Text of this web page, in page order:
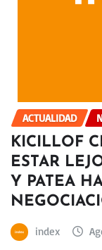
ACTUALIDAD
KICILLOF
ESTAR
Y PATEA
index